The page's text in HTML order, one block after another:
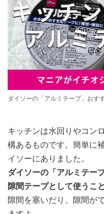
ダイソーの「アルミテープ」おす
キッチンは水回りやコン
構あるものです。簡単に
イソーにありました。
ダイソーの「アルミテー
隙間テープとして使うこ
隙間を塞いだり、隙間が